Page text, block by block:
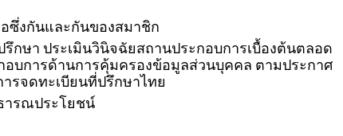
ซึ่งกันและกันของสมาชิก
กษา ประเมินวินิจฉัยสถานประกอบการเบื้องต้นตลอด
บการด้านการคุ้มครองข้อมูลส่วนบุคคล ตามประกาศ
รจดทะเบียนที่ปรึกษาไทย
ารณประโยชน์